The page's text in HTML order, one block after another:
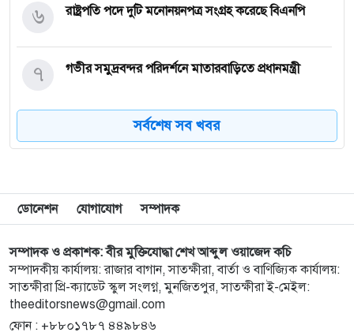
রাষ্ট্রপতি পদে দুটি মনোনয়নপত্র সংগ্রহ করেছে বিএনপি
৬
গভীর সমুদ্রবন্দর পরিদর্শনে মাতারবাড়িতে প্রধানমন্ত্রী
৭
সাবেক ছাত্রদল নেতা জাহাঙ্গীর আলমের পিতার দাফন
সম্পন্ন
বৃদ্ধের
৯
এরতেজা হাসানের বিরুদ্ধে গ্রেফতারি পরোয়ানা
১০
ওয়ানডে ইতিহাসে প্রথম স্পিনার হিসেবে রশিদের ৬
উইকেটের ‘হ্যাটট্রিক’
১১
সর্বশেষ সব খবর
ডোনেশন যোগাযোগ সম্পাদক
সম্পাদক ও প্রকাশক: বীর মুক্তিযোদ্ধা শেখ আব্দুল ওয়াজেদ কচি
সম্পাদকীয় কার্যালয়: রাজার বাগান, সাতক্ষীরা, বার্তা ও বাণিজ্যিক কার্যালয়:
সাতক্ষীরা প্রি-ক্যাডেট স্কুল সংলগ্ন, মুনজিতপুর, সাতক্ষীরা ই-মেইল:
theeditorsnews@gmail.com
ফোন : +৮৮০১৭৮৭ ৪৪৯৮৪৬